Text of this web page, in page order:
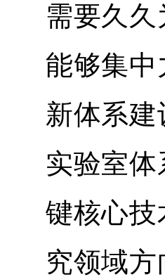
需要久
能够集
新体系
实验室
键核心
究领域